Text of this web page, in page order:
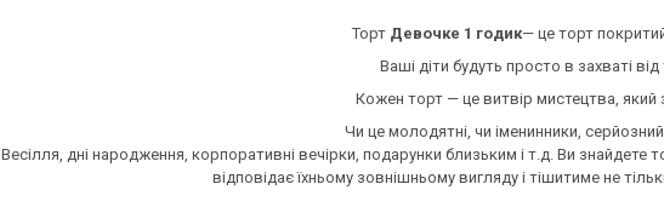
Торт Девочке 1 годик— це торт
Ваші діти будуть просто в захваті
Кожен торт — це витвір мистецтва,
Чи це молодятні, чи іменинники,
Весілля, дні народження, корпоративні вечірки, подарунки близьким і т.д. Ви
відповідає їхньому зовнішньому вигляду і тішитиме не